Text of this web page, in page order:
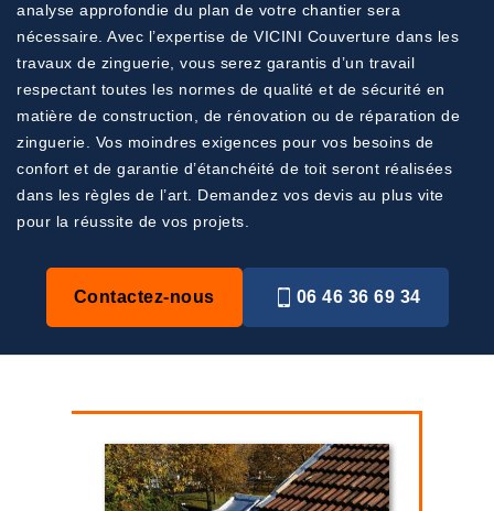
analyse approfondie du plan de votre chantier sera
nécessaire. Avec l’expertise de VICINI Couverture dans les
travaux de zinguerie, vous serez garantis d’un travail
respectant toutes les normes de qualité et de sécurité en
matière de construction, de rénovation ou de réparation de
zinguerie. Vos moindres exigences pour vos besoins de
confort et de garantie d’étanchéité de toit seront réalisées
dans les règles de l’art. Demandez vos devis au plus vite
pour la réussite de vos projets.
Contactez-nous 06 46 36 69 34